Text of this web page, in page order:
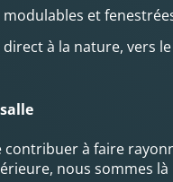
modulables et
direct à la nature, vers
contribuer à faire
nous sommes